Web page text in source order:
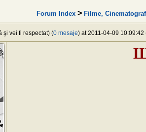
Forum Index > Filme,
şi vei fi respectat) (0 mesaje) at 2011-04-09